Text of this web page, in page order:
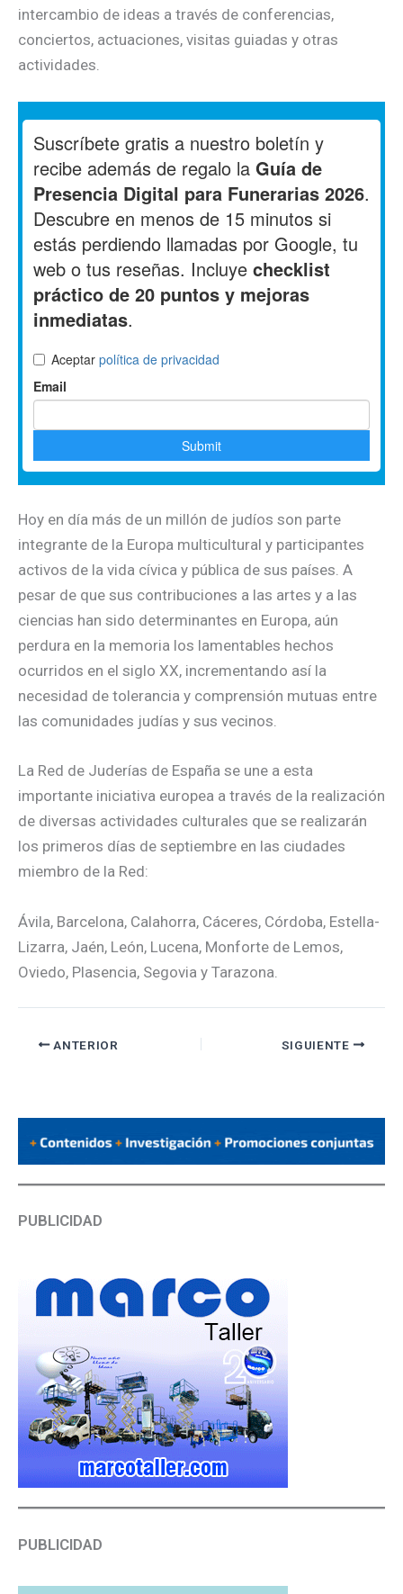
intercambio de ideas a través de conferencias,
conciertos, actuaciones, visitas guiadas y otras
actividades.
Hoy en día más de un millón de judíos son parte
integrante de la Europa multicultural y participantes
activos de la vida cívica y pública de sus países. A
pesar de que sus contribuciones a las artes y a las
ciencias han sido determinantes en Europa, aún
perdura en la memoria los lamentables hechos
ocurridos en el siglo XX, incrementando así la
necesidad de tolerancia y comprensión mutuas entre
las comunidades judías y sus vecinos.
La Red de Juderías de España se une a esta
importante iniciativa europea a través de la realización
de diversas actividades culturales que se realizarán
los primeros días de septiembre en las ciudades
miembro de la Red:
Ávila, Barcelona, Calahorra, Cáceres, Córdoba, Estella-
Lizarra, Jaén, León, Lucena, Monforte de Lemos,
Oviedo, Plasencia, Segovia y Tarazona.
ANTERIOR SIGUIENTE
PUBLICIDAD
PUBLICIDAD